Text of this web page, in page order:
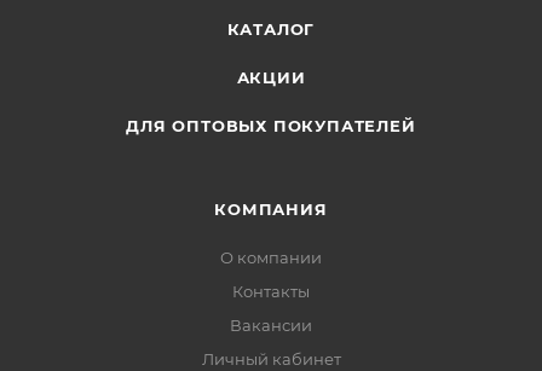
КАТАЛОГ
АКЦИИ
ДЛЯ ОПТОВЫХ ПОКУПАТЕЛЕЙ
КОМПАНИЯ
О компании
Контакты
Вакансии
Личный кабинет